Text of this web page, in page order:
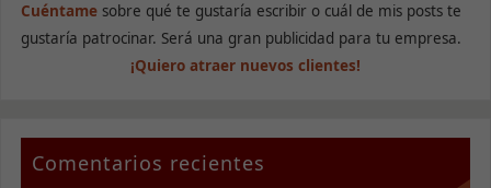
Cuéntamesobre qué te gustaría escribir o cuál de mis posts te
gustaría patrocinar. Será una gran publicidad para tu empresa.
¡Quiero atraer nuevos clientes!
Comentarios recientes
Estadísticas
Para que
mejorar la